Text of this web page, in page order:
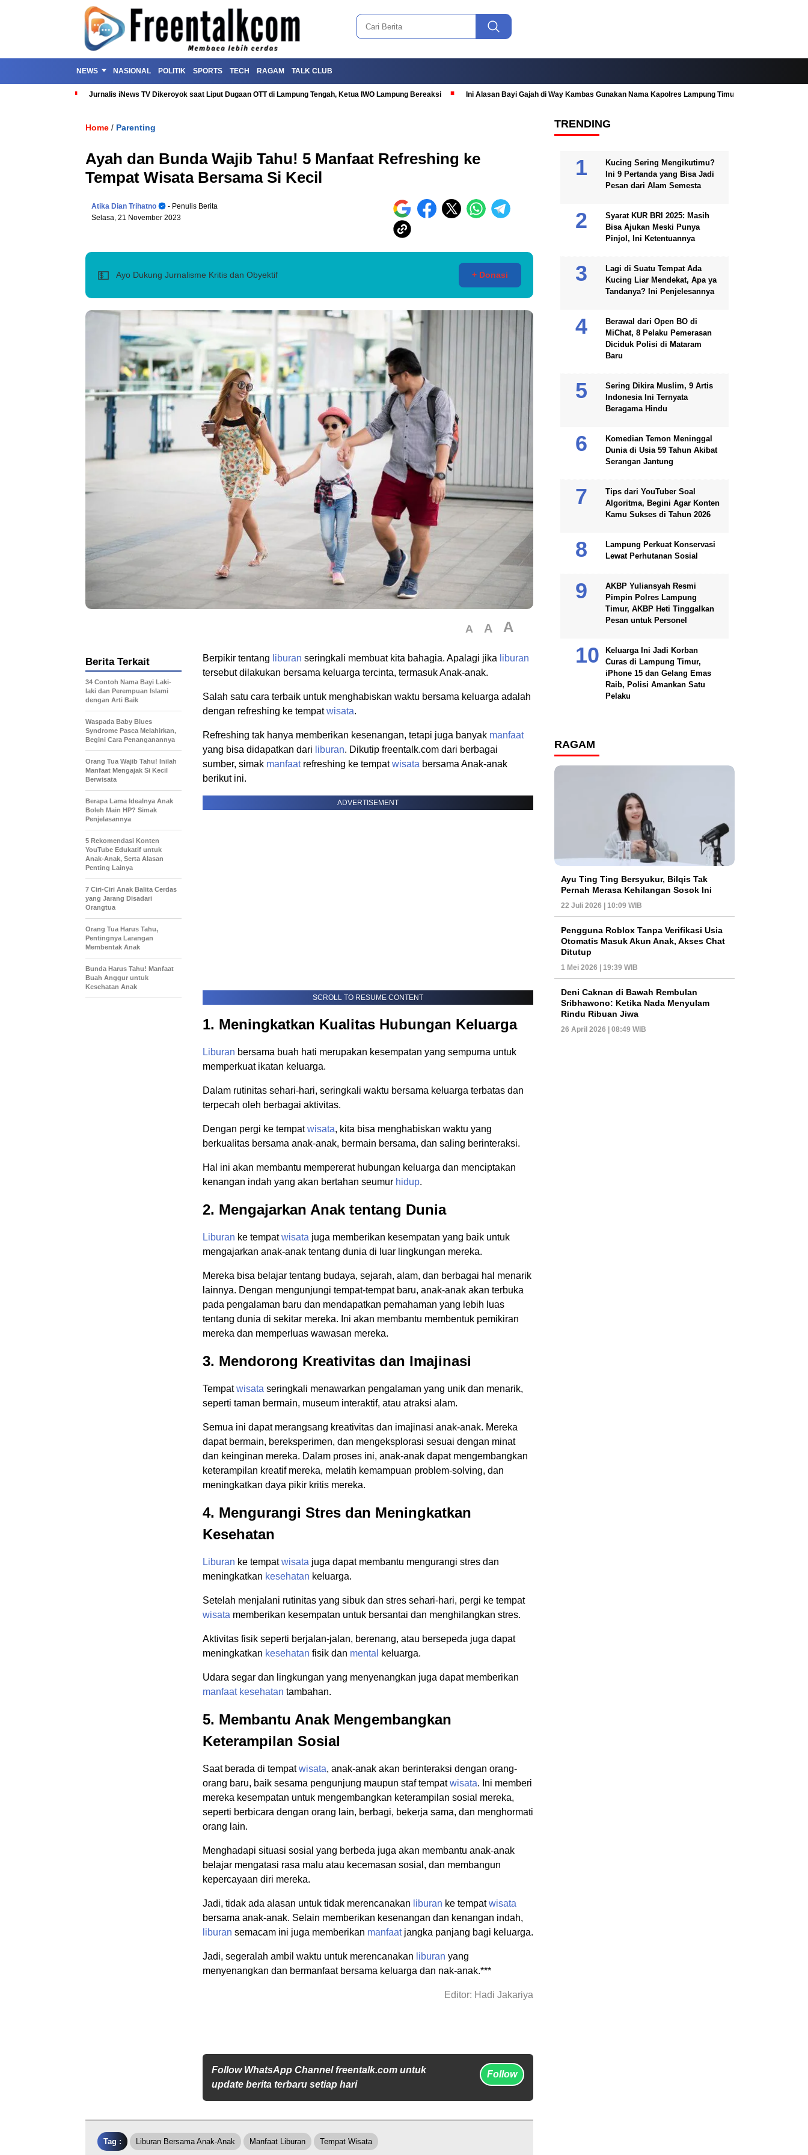
NEWS NASIONAL POLITIK SPORTS TECH RAGAM TALK CLUB
Jurnalis iNews TV Dikeroyok saat Liput Dugaan OTT di Lampung Tengah, Ketua IWO Lampung Bereaksi Ini Alasan Bayi Gajah di Way Kambas Gunakan Nama Kapolres Lampung Timur
Home / Parenting
Ayah dan Bunda Wajib Tahu! 5 Manfaat Refreshing ke
Tempat Wisata Bersama Si Kecil
Atika Dian Trihatno
- Penulis Berita
Selasa, 21 November 2023
💵 Ayo Dukung Jurnalisme Kritis dan Obyektif + Donasi
A A A
Berpikir tentang liburan seringkali membuat kita bahagia. Apalagi jika liburan
tersebut dilakukan bersama keluarga tercinta, termasuk Anak-anak.
Salah satu cara terbaik untuk menghabiskan waktu bersama keluarga adalah
dengan refreshing ke tempatwisata.
Refreshing tak hanya memberikan kesenangan, tetapi juga banyak manfaat
yang bisa didapatkan dari liburan. Dikutip freentalk.com dari berbagai
sumber, simak manfaatrefreshing ke tempatwisata bersama Anak-anak
berikut ini.
ADVERTISEMENT
SCROLL TO RESUME CONTENT
1. Meningkatkan Kualitas Hubungan Keluarga
Liburan bersama buah hati merupakan kesempatan yang sempurna untuk
memperkuat ikatan keluarga.
Dalam rutinitas sehari-hari, seringkali waktu bersama keluarga terbatas dan
terpecah oleh berbagai aktivitas.
Dengan pergi ke tempatwisata, kita bisa menghabiskan waktu yang
berkualitas bersama anak-anak, bermain bersama, dan saling berinteraksi.
Hal ini akan membantu mempererat hubungan keluarga dan menciptakan
kenangan indah yang akan bertahan seumur hidup.
2. Mengajarkan Anak tentang Dunia
Liburan ke tempatwisata juga memberikan kesempatan yang baik untuk
mengajarkan anak-anak tentang dunia di luar lingkungan mereka.
Mereka bisa belajar tentang budaya, sejarah, alam, dan berbagai hal menarik
lainnya. Dengan mengunjungi tempat-tempat baru, anak-anak akan terbuka
pada pengalaman baru dan mendapatkan pemahaman yang lebih luas
tentang dunia di sekitar mereka. Ini akan membantu membentuk pemikiran
mereka dan memperluas wawasan mereka.
3. Mendorong Kreativitas dan Imajinasi
Tempatwisata seringkali menawarkan pengalaman yang unik dan menarik,
seperti taman bermain, museum interaktif, atau atraksi alam.
Semua ini dapat merangsang kreativitas dan imajinasi anak-anak. Mereka
dapat bermain, bereksperimen, dan mengeksplorasi sesuai dengan minat
dan keinginan mereka. Dalam proses ini, anak-anak dapat mengembangkan
keterampilan kreatif mereka, melatih kemampuan problem-solving, dan
meningkatkan daya pikir kritis mereka.
4. Mengurangi Stres dan Meningkatkan
Kesehatan
Liburan ke tempatwisata juga dapat membantu mengurangi stres dan
meningkatkan kesehatan keluarga.
Setelah menjalani rutinitas yang sibuk dan stres sehari-hari, pergi ke tempat
wisata memberikan kesempatan untuk bersantai dan menghilangkan stres.
Aktivitas fisik seperti berjalan-jalan, berenang, atau bersepeda juga dapat
meningkatkan kesehatan fisik dan mental keluarga.
Udara segar dan lingkungan yang menyenangkan juga dapat memberikan
manfaat kesehatan tambahan.
5. Membantu Anak Mengembangkan
Keterampilan Sosial
Saat berada di tempatwisata, anak-anak akan berinteraksi dengan orang-
orang baru, baik sesama pengunjung maupun staf tempatwisata. Ini memberi
mereka kesempatan untuk mengembangkan keterampilan sosial mereka,
seperti berbicara dengan orang lain, berbagi, bekerja sama, dan menghormati
orang lain.
Menghadapi situasi sosial yang berbeda juga akan membantu anak-anak
belajar mengatasi rasa malu atau kecemasan sosial, dan membangun
kepercayaan diri mereka.
Jadi, tidak ada alasan untuk tidak merencanakan liburan ke tempatwisata
bersama anak-anak. Selain memberikan kesenangan dan kenangan indah,
liburan semacam ini juga memberikan manfaatjangka panjang bagi keluarga.
Jadi, segeralah ambil waktu untuk merencanakan liburan yang
menyenangkan dan bermanfaat bersama keluarga dan nak-anak.***
Editor: Hadi Jakariya
Follow WhatsApp Channel freentalk.com untuk
update berita terbaru setiap hari
Follow
Berita Terkait
34 Contoh Nama Bayi Laki-
laki dan Perempuan Islami
dengan Arti Baik
Waspada Baby Blues
Syndrome Pasca Melahirkan,
Begini Cara Penanganannya
Orang Tua Wajib Tahu! Inilah
Manfaat Mengajak Si Kecil
Berwisata
Berapa Lama Idealnya Anak
Boleh Main HP? Simak
Penjelasannya
5 Rekomendasi Konten
YouTube Edukatif untuk
Anak-Anak, Serta Alasan
Penting Lainya
7 Ciri-Ciri Anak Balita Cerdas
yang Jarang Disadari
Orangtua
Orang Tua Harus Tahu,
Pentingnya Larangan
Membentak Anak
Bunda Harus Tahu! Manfaat
Buah Anggur untuk
Kesehatan Anak
Tag : Liburan Bersama Anak-Anak Manfaat Liburan Tempat Wisata
TRENDING
Kucing Sering Mengikutimu?
Ini 9 Pertanda yang Bisa Jadi
Pesan dari Alam Semesta
Syarat KUR BRI 2025: Masih
Bisa Ajukan Meski Punya
Pinjol, Ini Ketentuannya
Lagi di Suatu Tempat Ada
Kucing Liar Mendekat, Apa ya
Tandanya? Ini Penjelesannya
Berawal dari Open BO di
MiChat, 8 Pelaku Pemerasan
Diciduk Polisi di Mataram
Baru
Sering Dikira Muslim, 9 Artis
Indonesia Ini Ternyata
Beragama Hindu
Komedian Temon Meninggal
Dunia di Usia 59 Tahun Akibat
Serangan Jantung
Tips dari YouTuber Soal
Algoritma, Begini Agar Konten
Kamu Sukses di Tahun 2026
Lampung Perkuat Konservasi
Lewat Perhutanan Sosial
AKBP Yuliansyah Resmi
Pimpin Polres Lampung
Timur, AKBP Heti Tinggalkan
Pesan untuk Personel
Keluarga Ini Jadi Korban
Curas di Lampung Timur,
iPhone 15 dan Gelang Emas
Raib, Polisi Amankan Satu
Pelaku
RAGAM
Ayu Ting Ting Bersyukur, Bilqis Tak
Pernah Merasa Kehilangan Sosok Ini
22 Juli 2026 | 10:09 WIB
Pengguna Roblox Tanpa Verifikasi Usia
Otomatis Masuk Akun Anak, Akses Chat
Ditutup
1 Mei 2026 | 19:39 WIB
Deni Caknan di Bawah Rembulan
Sribhawono: Ketika Nada Menyulam
Rindu Ribuan Jiwa
26 April 2026 | 08:49 WIB